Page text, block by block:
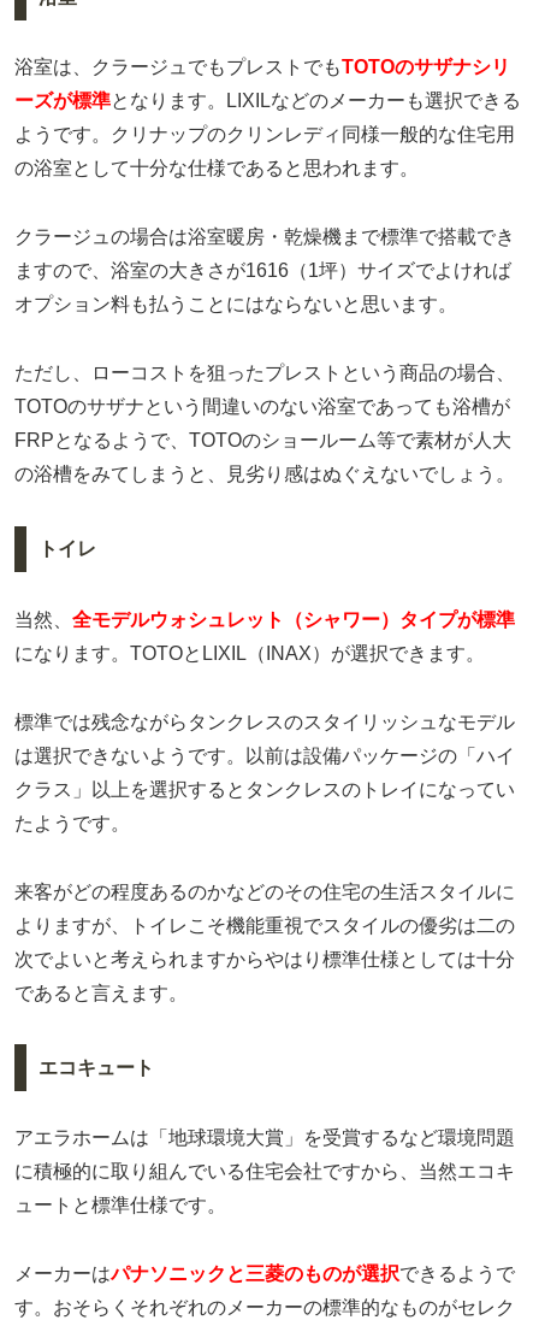
浴室は、クラージュでもプレストでもTOTOのサザナシリ
ーズが標準となります。LIXILなどのメーカーも選択できる
ようです。クリナップのクリンレディ同様一般的な住宅用
の浴室として十分な仕様であると思われます。
クラージュの場合は浴室暖房・乾燥機まで標準で搭載でき
ますので、浴室の大きさが1616（1坪）サイズでよければ
オプション料も払うことにはならないと思います。
ただし、ローコストを狙ったプレストという商品の場合、
TOTOのサザナという間違いのない浴室であっても浴槽が
FRPとなるようで、TOTOのショールーム等で素材が人大
の浴槽をみてしまうと、見劣り感はぬぐえないでしょう。
トイレ
当然、 全モデルウォシュレット（シャワー）タイプが標準
になります。TOTOとLIXIL（INAX）が選択できます。
標準では残念ながらタンクレスのスタイリッシュなモデル
は選択できないようです。以前は設備パッケージの「ハイ
クラス」以上を選択するとタンクレスのトレイになってい
たようです。
来客がどの程度あるのかなどのその住宅の生活スタイルに
よりますが、トイレこそ機能重視でスタイルの優劣は二の
次でよいと考えられますからやはり標準仕様としては十分
であると言えます。
エコキュート
アエラホームは「地球環境大賞」を受賞するなど環境問題
に積極的に取り組んでいる住宅会社ですから、当然エコキ
ュートと標準仕様です。
メーカーはパナソニックと三菱のものが選択できるようで
す。おそらくそれぞれのメーカーの標準的なものがセレク